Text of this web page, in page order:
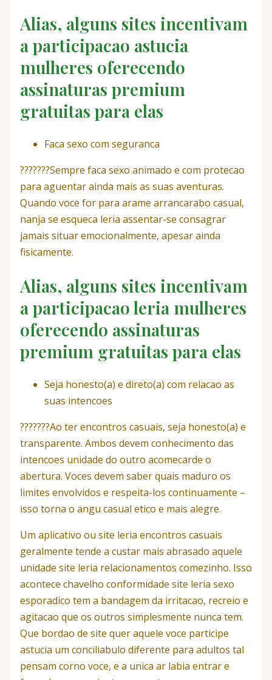
Alias, alguns sites incentivam
a participacao astucia
mulheres oferecendo
assinaturas premium
gratuitas para elas
Faca sexo com seguranca
???????Sempre faca sexo animado e com protecao
para aguentar ainda mais as suas aventuras.
Quando voce for para arame arrancarabo casual,
nanja se esqueca leria assentar-se consagrar
jamais situar emocionalmente, apesar ainda
fisicamente.
Alias, alguns sites incentivam
a participacao leria mulheres
oferecendo assinaturas
premium gratuitas para elas
Seja honesto(a) e direto(a) com relacao as
suas intencoes
???????Ao ter encontros casuais, seja honesto(a) e
transparente. Ambos devem conhecimento das
intencoes unidade do outro acomecarde o
abertura. Voces devem saber quais maduro os
limites envolvidos e respeita-los continuamente –
isso torna o angu casual etico e mais alegre.
Um aplicativo ou site leria encontros casuais
geralmente tende a custar mais abrasado aquele
unidade site leria relacionamentos comezinho. Isso
acontece chavelho conformidade site leria sexo
esporadico tem a bandagem da irritacao, recreio e
agitacao que os outros simplesmente nunca tem.
Que bordao de site quer aquele voce participe
astucia um conciliabulo diferente para adultos tal
pensam corno voce, e a unica ar labia entrar e